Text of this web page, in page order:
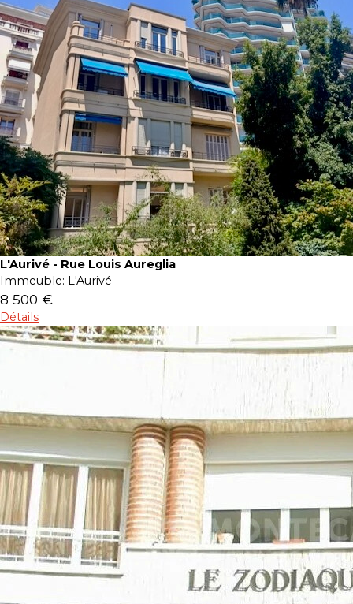
L'Aurivé - Rue Louis Aureglia
Immeuble: L'Aurivé
8 500 €
Détails